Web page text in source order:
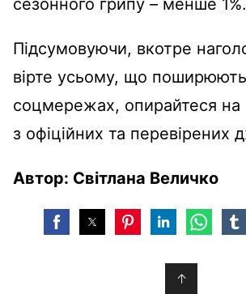
сезонного грипу – менше 1%.
Підсумовуючи, вкотре
вірте усьому, що
соцмережах, опирайтеся на
з офіційних та перевірених
Автор: Світлана Величко
↑